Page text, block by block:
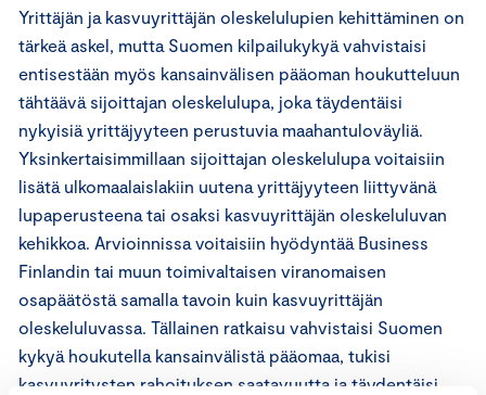
Yrittäjän ja kasvuyrittäjän oleskelulupien kehittäminen on
tärkeä askel, mutta Suomen kilpailukykyä vahvistaisi
entisestään myös kansainvälisen pääoman houkutteluun
tähtäävä sijoittajan oleskelulupa, joka täydentäisi
nykyisiä yrittäjyyteen perustuvia maahantuloväyliä.
Yksinkertaisimmillaan sijoittajan oleskelulupa voitaisiin
lisätä ulkomaalaislakiin uutena yrittäjyyteen liittyvänä
lupaperusteena tai osaksi kasvuyrittäjän oleskeluluvan
kehikkoa. Arvioinnissa voitaisiin hyödyntää Business
Finlandin tai muun toimivaltaisen viranomaisen
osapäätöstä samalla tavoin kuin kasvuyrittäjän
oleskeluluvassa. Tällainen ratkaisu vahvistaisi Suomen
kykyä houkutella kansainvälistä pääomaa, tukisi
kasvuyritysten rahoituksen saatavuutta ja täydentäisi